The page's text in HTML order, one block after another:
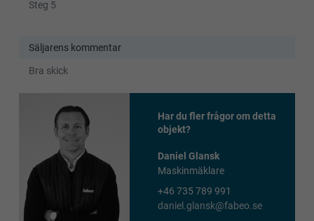
Steg 5
Säljarens kommentar
Bra skick
Har du fler frågor om detta
objekt?
Daniel Glansk
Maskinmäklare
+46 735 789 991
daniel.glansk@fabeo.se